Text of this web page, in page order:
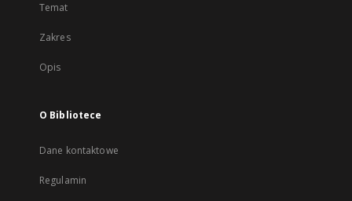
Temat
Zakres
Opis
O Bibliotece
Dane kontaktowe
Regulamin